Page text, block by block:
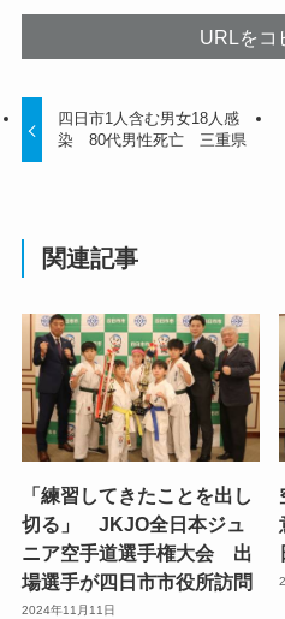
URLをコ
四日市1人含む男女18人感
染 80代男性死亡 三重県
関連記事
「練習してきたことを出し
切る」 JKJO全日本ジュ
ニア空手道選手権大会 出
場選手が四日市市役所訪問
2024年11月11日